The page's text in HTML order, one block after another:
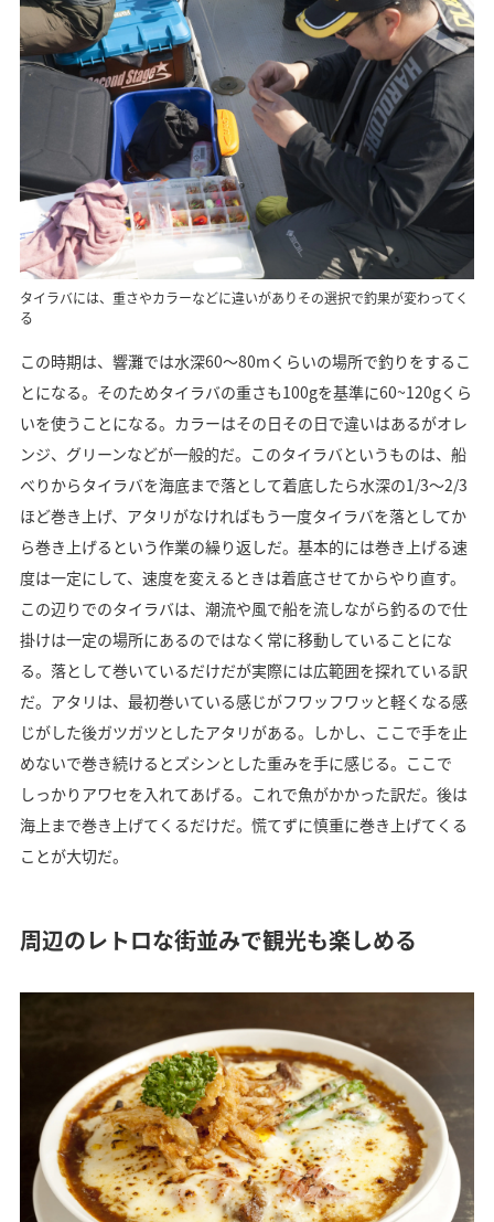
タイラバには、重さやカラーなどに違いがありその選択で釣果が変わってく
る
この時期は、響灘では水深60〜80mくらいの場所で釣りをするこ
とになる。そのためタイラバの重さも100gを基準に60~120gくら
いを使うことになる。カラーはその日その日で違いはあるがオレ
ンジ、グリーンなどが一般的だ。このタイラバというものは、船
べりからタイラバを海底まで落として着底したら水深の1/3〜2/3
ほど巻き上げ、アタリがなければもう一度タイラバを落としてか
ら巻き上げるという作業の繰り返しだ。基本的には巻き上げる速
度は一定にして、速度を変えるときは着底させてからやり直す。
この辺りでのタイラバは、潮流や風で船を流しながら釣るので仕
掛けは一定の場所にあるのではなく常に移動していることにな
る。落として巻いているだけだが実際には広範囲を探れている訳
だ。アタリは、最初巻いている感じがフワッフワッと軽くなる感
じがした後ガツガツとしたアタリがある。しかし、ここで手を止
めないで巻き続けるとズシンとした重みを手に感じる。ここで
しっかりアワセを入れてあげる。これで魚がかかった訳だ。後は
海上まで巻き上げてくるだけだ。慌てずに慎重に巻き上げてくる
ことが大切だ。
周辺のレトロな街並みで観光も楽しめる